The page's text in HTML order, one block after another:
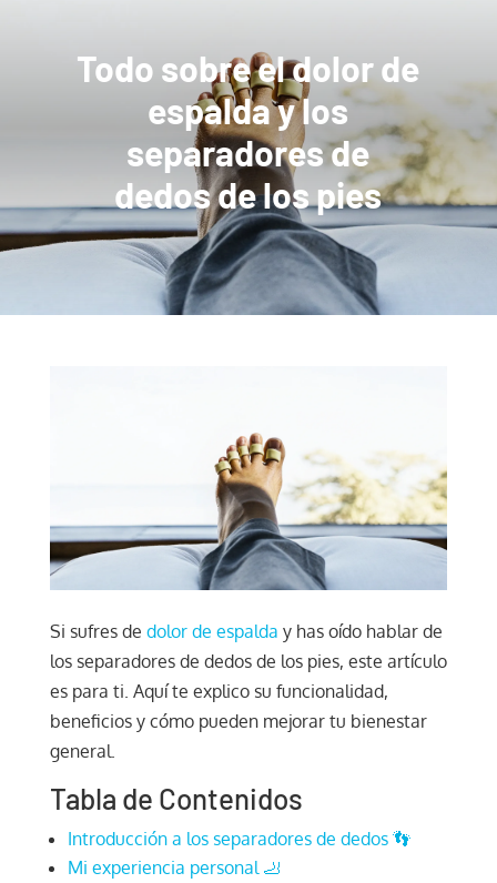
Todo sobre el dolor de
espalda y los
separadores de
dedos de los pies
Si sufres de dolor de espalda y has oído hablar de
los separadores de dedos de los pies, este artículo
es para ti. Aquí te explico su funcionalidad,
beneficios y cómo pueden mejorar tu bienestar
general.
Tabla de Contenidos
Introducción a los separadores de dedos 👣
Mi experiencia personal 🦶